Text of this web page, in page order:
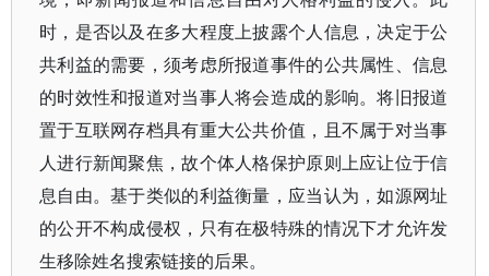
时，是否以及在多大程度上披露个人信息，决定于公
共利益的需要，须考虑所报道事件的公共属性、信息
的时效性和报道对当事人将会造成的影响。将旧报道
置于互联网存档具有重大公共价值，且不属于对当事
人进行新闻聚焦，故个体人格保护原则上应让位于信
息自由。基于类似的利益衡量，应当认为，如源网址
的公开不构成侵权，只有在极特殊的情况下才允许发
生移除姓名搜索链接的后果。